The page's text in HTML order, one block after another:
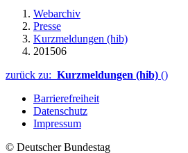
Webarchiv
Presse
Kurzmeldungen (hib)
201506
zurück zu: Kurzmeldungen (hib) ()
Barrierefreiheit
Datenschutz
Impressum
© Deutscher Bundestag